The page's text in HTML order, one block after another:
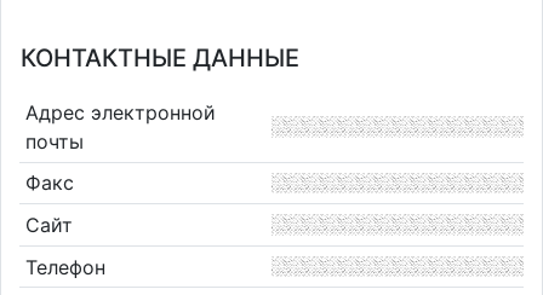
КОНТАКТНЫЕ ДАННЫЕ
Адрес электронной
почты
Факс
Сайт
Телефон